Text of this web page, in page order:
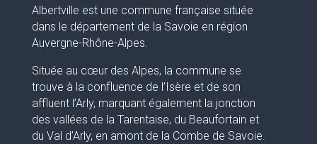
Albertville est une commune française située
dans le département de la Savoie en région
Auvergne-Rhône-Alpes.
Située au cœur des Alpes, la commune se
trouve à la confluence de l’Isère et de son
affluent l’Arly, marquant également la jonction
des vallées de la Tarentaise, du Beaufortain et
du Val d’Arly, en amont de la Combe de Savoie.